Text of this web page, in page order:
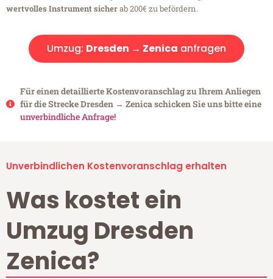
wertvolles Instrument sicherab 200€ zu befördern.
Umzug: Dresden → Zenica anfragen
Für einen detaillierte Kostenvoranschlag zu Ihrem Anliegen
für die Strecke Dresden → Zenica schicken Sie uns bitte eine
unverbindliche Anfrage!
Unverbindlichen Kostenvoranschlag erhalten
Was kostet ein
Umzug Dresden
Zenica?